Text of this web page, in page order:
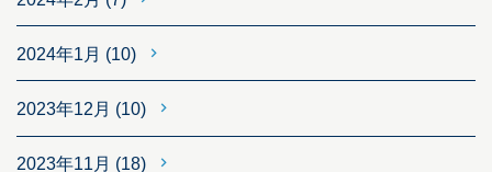
2024年1月 (10)
2023年12月 (10)
2023年11月 (18)